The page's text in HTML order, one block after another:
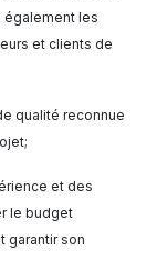
également les
et clients de
qualité reconnue
et des
le budget
garantir son